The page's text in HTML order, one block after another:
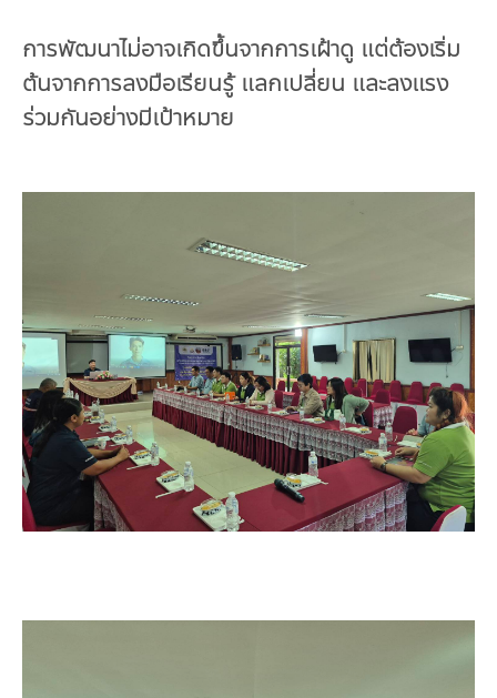
การพัฒนาไม่อาจเกิดขึ้นจากการเฝ้าดู แต่ต้องเริ่ม
ต้นจากการลงมือเรียนรู้ แลกเปลี่ยน และลงแรง
ร่วมกันอย่างมีเป้าหมาย